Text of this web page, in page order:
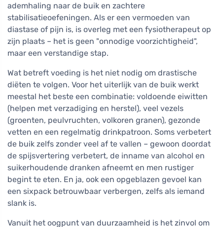
ademhaling naar de buik en zachtere
stabilisatieoefeningen. Als er een vermoeden van
diastase of pijn is, is overleg met een fysiotherapeut op
zijn plaats – het is geen "onnodige voorzichtigheid",
maar een verstandige stap.
Wat betreft voeding is het niet nodig om drastische
diëten te volgen. Voor het uiterlijk van de buik werkt
meestal het beste een combinatie: voldoende eiwitten
(helpen met verzadiging en herstel), veel vezels
(groenten, peulvruchten, volkoren granen), gezonde
vetten en een regelmatig drinkpatroon. Soms verbetert
de buik zelfs zonder veel af te vallen – gewoon doordat
de spijsvertering verbetert, de inname van alcohol en
suikerhoudende dranken afneemt en men rustiger
begint te eten. En ja, ook een opgeblazen gevoel kan
een sixpack betrouwbaar verbergen, zelfs als iemand
slank is.
Vanuit het oogpunt van duurzaamheid is het zinvol om